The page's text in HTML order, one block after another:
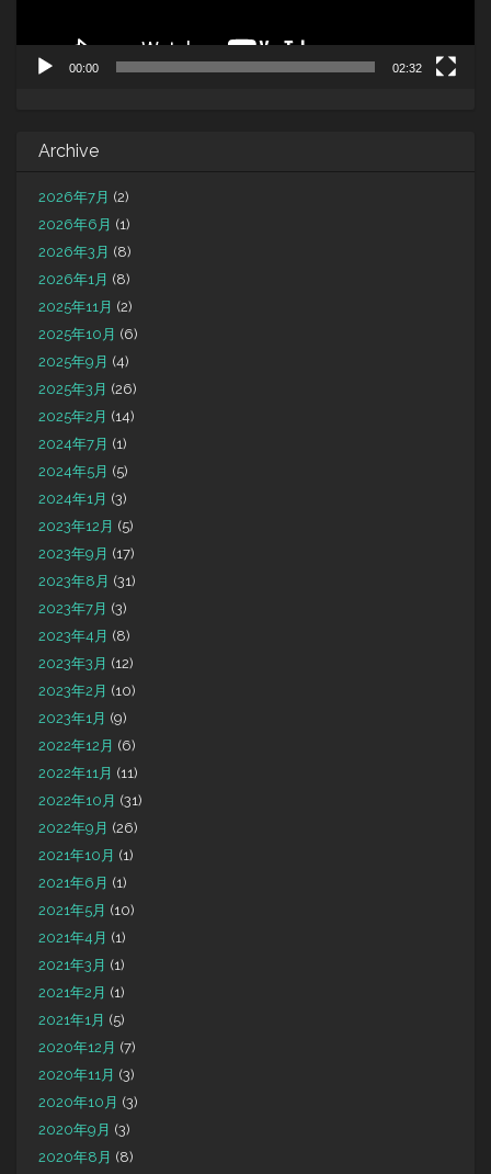
00:00 02:32
Archive
2026年7月 (2)
2026年6月 (1)
2026年3月 (8)
2026年1月 (8)
2025年11月 (2)
2025年10月 (6)
2025年9月 (4)
2025年3月 (26)
2025年2月 (14)
2024年7月 (1)
2024年5月 (5)
2024年1月 (3)
2023年12月 (5)
2023年9月 (17)
2023年8月 (31)
2023年7月 (3)
2023年4月 (8)
2023年3月 (12)
2023年2月 (10)
2023年1月 (9)
2022年12月 (6)
2022年11月 (11)
2022年10月 (31)
2022年9月 (26)
2021年10月 (1)
2021年6月 (1)
2021年5月 (10)
2021年4月 (1)
2021年3月 (1)
2021年2月 (1)
2021年1月 (5)
2020年12月 (7)
2020年11月 (3)
2020年10月 (3)
2020年9月 (3)
2020年8月 (8)